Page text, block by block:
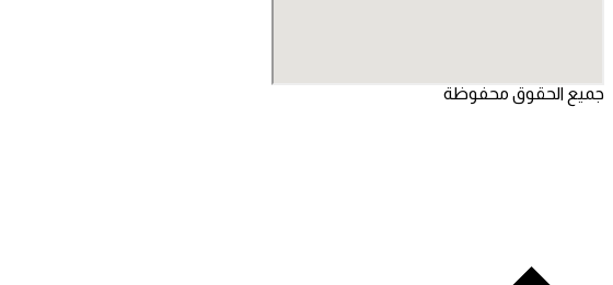
جميع الحقوق محفوظة